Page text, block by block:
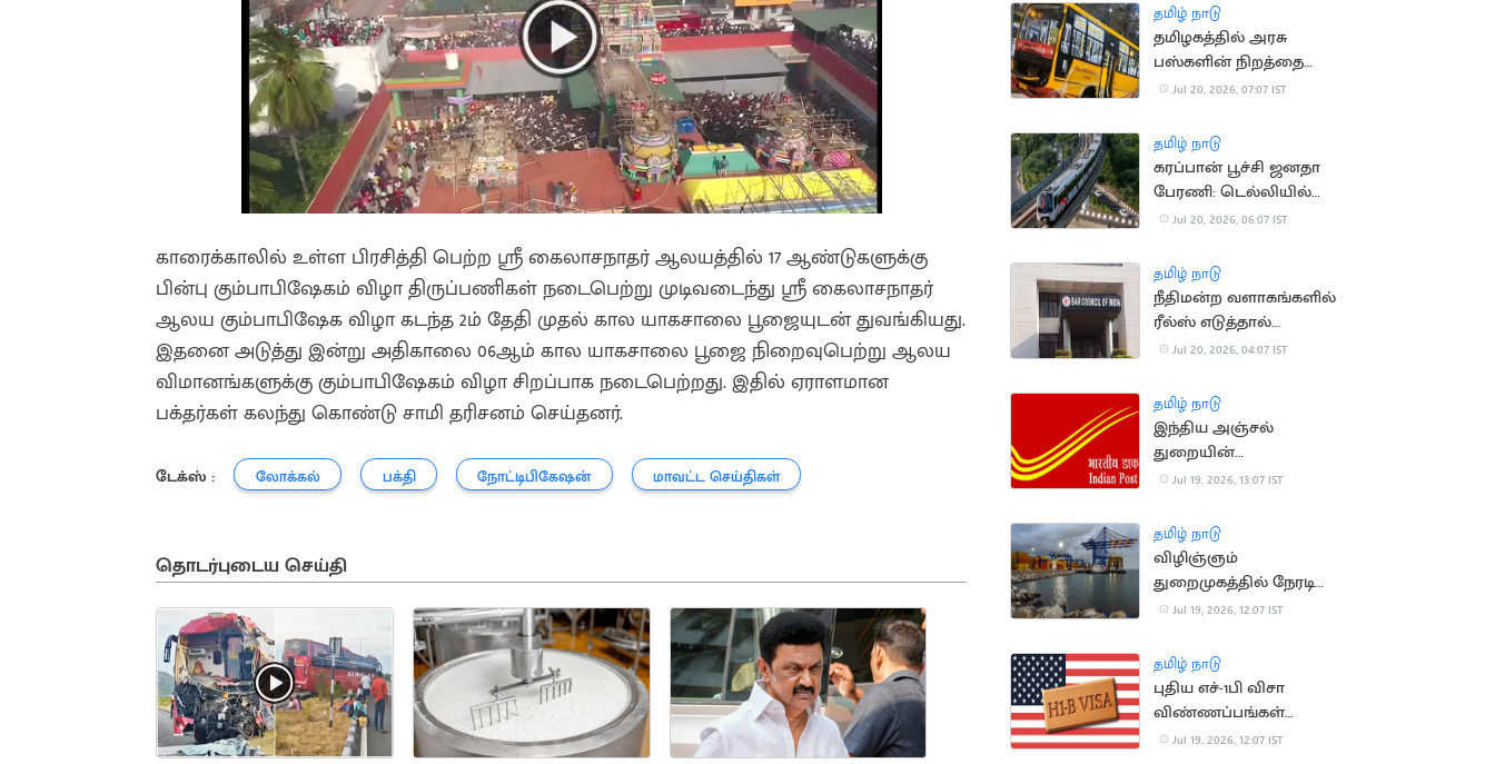
காரைக்காலில் உள்ள பிரசித்தி பெற்ற ஸ்ரீ கைலாசநாதர் ஆலயத்தில் 17 ஆண்டுகளுக்கு
பின்பு கும்பாபிஷேகம் விழா திருப்பணிகள் நடைபெற்று முடிவடைந்து ஸ்ரீ கைலாசநாதர்
ஆலய கும்பாபிஷேக விழா கடந்த 2ம் தேதி முதல் கால யாகசாலை பூஜையுடன் துவங்கியது.
இதனை அடுத்து இன்று அதிகாலை 06ஆம் கால யாகசாலை பூஜை நிறைவுபெற்று ஆலய
விமானங்களுக்கு கும்பாபிஷேகம் விழா சிறப்பாக நடைபெற்றது. இதில் ஏராளமான
பக்தர்கள் கலந்து கொண்டு சாமி தரிசனம் செய்தனர்.
டேக்ஸ் : லோக்கல் பக்தி நோட்டிபிகேஷன் மாவட்ட செய்திகள்
தொடர்புடைய செய்தி
தமிழ் நாடு
தமிழகத்தில் அரசு
பஸ்களின் நிறத்தை
மாற்ற அரசு திட்டம்?
Jul 20, 2026, 07:07 IST
தமிழ் நாடு
கரப்பான் பூச்சி ஜனதா
பேரணி: டெல்லியில்
மெட்ரோ நிலையங்கள்
Jul 20, 2026, 06:07 IST
தமிழ் நாடு
நீதிமன்ற வளாகங்களில்
ரீல்ஸ் எடுத்தால்
நடவடிக்கை: பார்
Jul 20, 2026, 04:07 IST
தமிழ் நாடு
இந்திய அஞ்சல்
துறையின்
அதிகாரப்பூர்வ சின்ன
அறிவிப்பு
Jul 19, 2026, 13:07 IST
தமிழ் நாடு
விழிஞ்ஞம்
துறைமுகத்தில் நேரடி
சரக்கு சேவை:
அதிகரிக்க வாய்ப்பு
Jul 19, 2026, 12:07 IST
தமிழ் நாடு
புதிய எச்-1பி விசா
விண்ணப்பங்கள்
ஏற்கப்படாது என
Jul 19, 2026, 12:07 IST